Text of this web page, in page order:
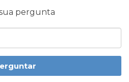
pergunta